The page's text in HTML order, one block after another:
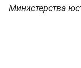
Министерства